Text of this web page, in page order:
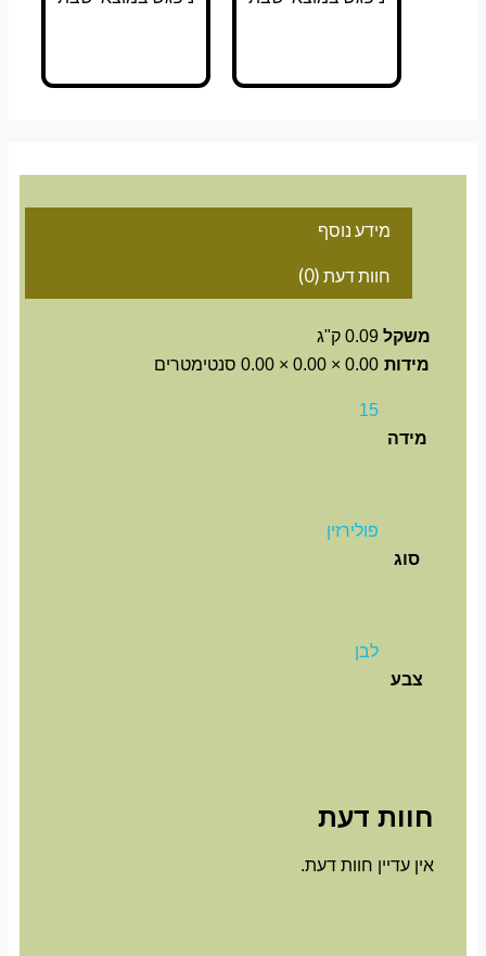
מידע נוסף
חוות דעת (0)
משקל 0.09 ק"ג
מידות 0.00 × 0.00 × 0.00 סנטימטרים
מידה
סוג
פולירזין
צבע
לבן
חוות דעת
אין עדיין חוות דעת.